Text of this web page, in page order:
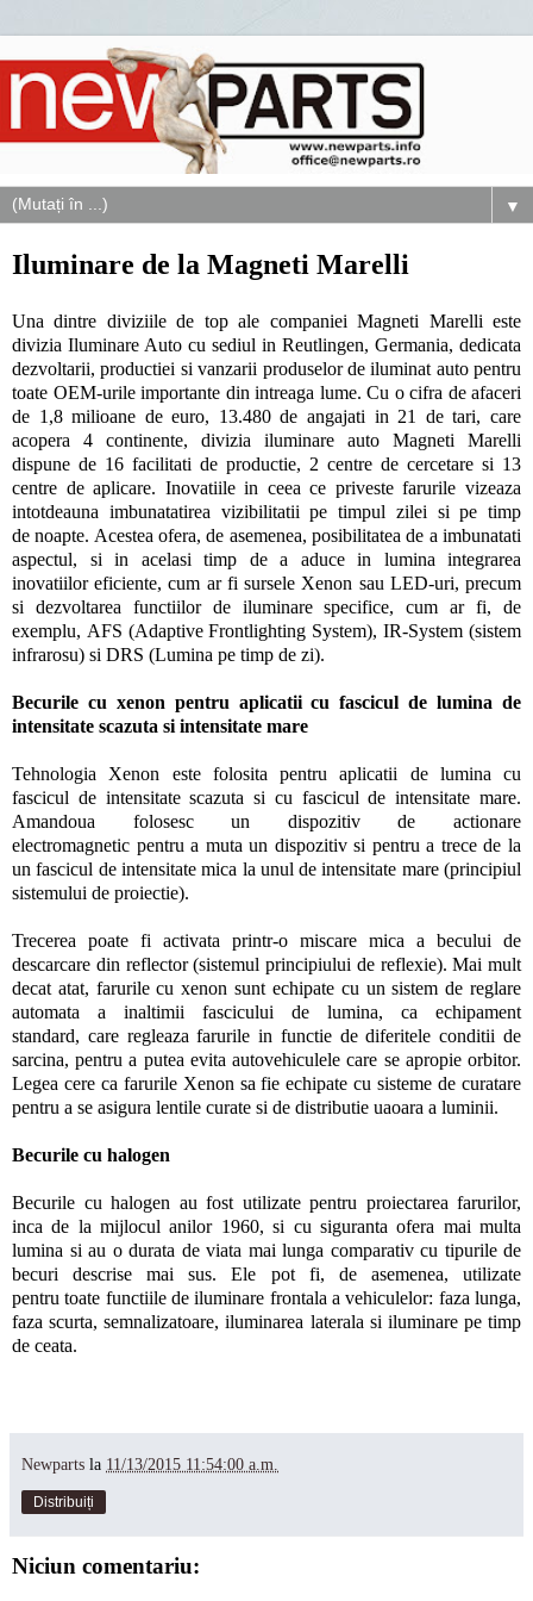
▼
Iluminare de la Magneti Marelli
Una dintre diviziile de top ale companiei Magneti Marelli este
divizia Iluminare Auto cu sediul in Reutlingen, Germania, dedicata
dezvoltarii, productiei si vanzarii produselor de iluminat auto pentru
toate OEM-urile importante din intreaga lume. Cu o cifra de afaceri
de 1,8 milioane de euro, 13.480 de angajati in 21 de tari, care
acopera 4 continente, divizia iluminare auto Magneti Marelli
dispune de 16 facilitati de productie, 2 centre de cercetare si 13
centre de aplicare. Inovatiile in ceea ce priveste farurile vizeaza
intotdeauna imbunatatirea vizibilitatii pe timpul zilei si pe timp
de noapte. Acestea ofera, de asemenea, posibilitatea de a imbunatati
aspectul, si in acelasi timp de a aduce in lumina integrarea
inovatiilor eficiente, cum ar fi sursele Xenon sau LED-uri, precum
si dezvoltarea functiilor de iluminare specifice, cum ar fi, de
exemplu, AFS (Adaptive Frontlighting System), IR-System (sistem
infrarosu) si DRS (Lumina pe timp de zi).
Becurile cu xenon pentru aplicatii cu fascicul de lumina de
intensitate scazuta si intensitate mare
Tehnologia Xenon este folosita pentru aplicatii de lumina cu
fascicul de intensitate scazuta si cu fascicul de intensitate mare.
Amandoua folosesc un dispozitiv de actionare
electromagnetic pentru a muta un dispozitiv si pentru a trece de la
un fascicul de intensitate mica la unul de intensitate mare (principiul
sistemului de proiectie).
Trecerea poate fi activata printr-o miscare mica a becului de
descarcare din reflector (sistemul principiului de reflexie). Mai mult
decat atat, farurile cu xenon sunt echipate cu un sistem de reglare
automata a inaltimii fascicului de lumina, ca echipament
standard, care regleaza farurile in functie de diferitele conditii de
sarcina, pentru a putea evita autovehiculele care se apropie orbitor.
Legea cere ca farurile Xenon sa fie echipate cu sisteme de curatare
pentru a se asigura lentile curate si de distributie uaoara a luminii.
Becurile cu halogen
Becurile cu halogen au fost utilizate pentru proiectarea farurilor,
inca de la mijlocul anilor 1960, si cu siguranta ofera mai multa
lumina si au o durata de viata mai lunga comparativ cu tipurile de
becuri descrise mai sus. Ele pot fi, de asemenea, utilizate
pentru toate functiile de iluminare frontala a vehiculelor: faza lunga,
faza scurta, semnalizatoare, iluminarea laterala si iluminare pe timp
de ceata.
Newparts la 11/13/2015 11:54:00 a.m.
Distribuiți
Niciun comentariu: